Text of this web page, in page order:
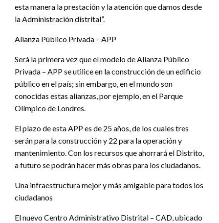
esta manera la prestación y la atención que damos desde
la Administración distrital”.
Alianza Público Privada – APP
Será la primera vez que el modelo de Alianza Público
Privada – APP se utilice en la construcción de un edificio
público en el país; sin embargo, en el mundo son
conocidas estas alianzas, por ejemplo, en el Parque
Olímpico de Londres.
El plazo de esta APP es de 25 años, de los cuales tres
serán para la construcción y 22 para la operación y
mantenimiento. Con los recursos que ahorrará el Distrito,
a futuro se podrán hacer más obras para los ciudadanos.
Una infraestructura mejor y más amigable para todos los
ciudadanos
El nuevo Centro Administrativo Distrital – CAD, ubicado